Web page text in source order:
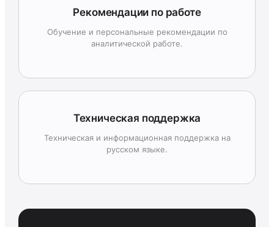
Рекомендации по работе
Обучение и персональные рекомендации по
аналитической работе.
Техническая поддержка
Техническая и информационная поддержка на
русском языке.